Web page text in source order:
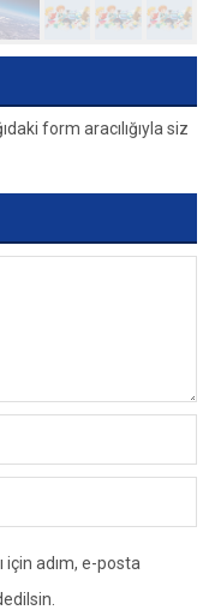
form aracılığıyla siz
için adım, e-posta